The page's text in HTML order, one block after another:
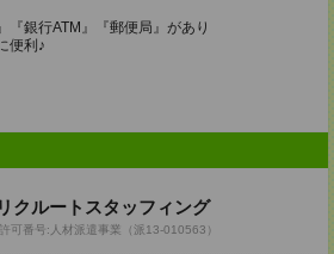
『銀行ATM』『郵便局』があり
便利♪
クルートスタッフィング
可番号:人材派遣事業（派13-010563）